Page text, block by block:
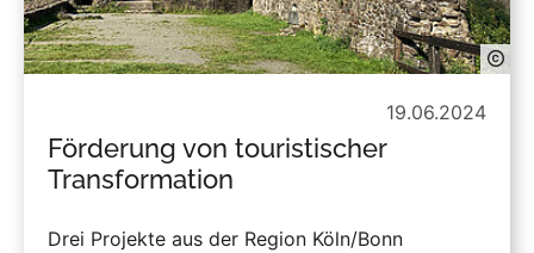
19.06.2024
Förderung von touristischer
Transformation
Drei Projekte aus der Region Köln/Bonn